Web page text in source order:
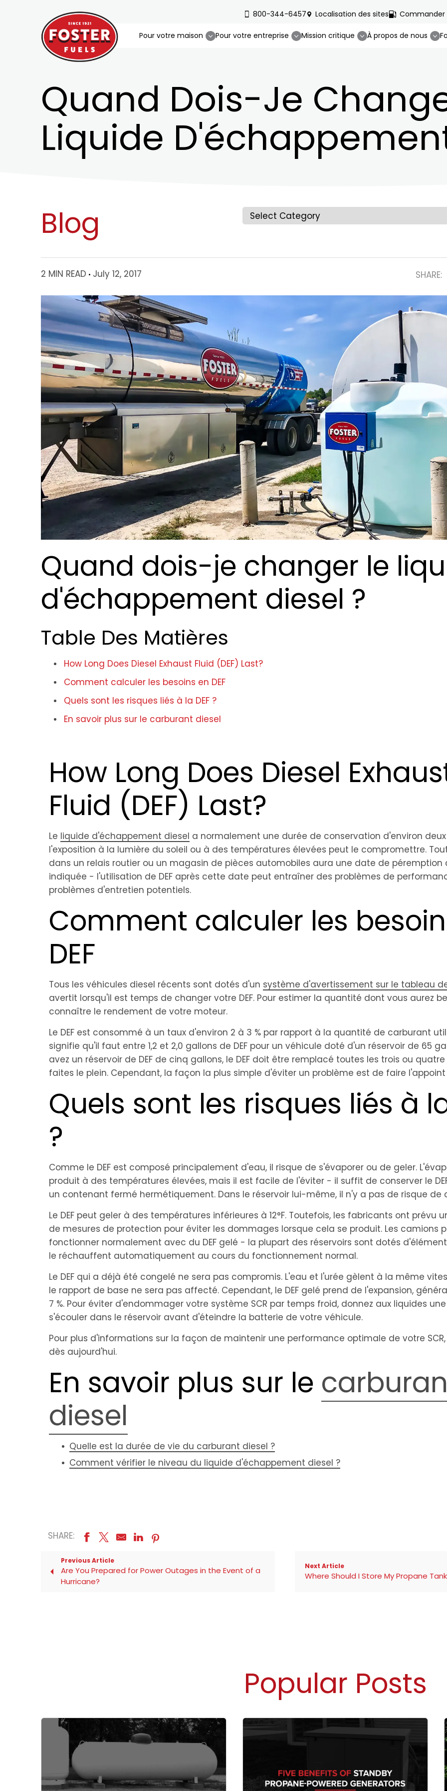
800-344-6457 Localisation des sites
Pour votre maison Pour votre entreprise Mission critique À propos de nous
Quand Dois-Je
Liquide
Blog
2 MIN READ July 12, 2017 SHARE:
Quand dois-je changer le
d'échappement diesel ?
Table Des Matières
How Long Does Diesel Exhaust Fluid (DEF) Last?
Comment calculer les besoins en DEF
Quels sont les risques liés à la DEF ?
En savoir plus sur le carburant diesel
How Long Does Diesel
Fluid (DEF) Last?
Le liquide d'échappement diesel a normalement une durée de conservation d'environ
l'exposition à la lumière du soleil ou à des températures élevées peut le compromettre.
dans un relais routier ou un magasin de pièces automobiles aura une date de péremption
indiquée - l'utilisation de DEF après cette date peut entraîner des problèmes de
problèmes d'entretien potentiels.
Comment calculer les
DEF
Tous les véhicules diesel récents sont dotés d'un système d'avertissement sur le tableau
avertit lorsqu'il est temps de changer votre DEF. Pour estimer la quantité dont vous aurez
connaître le rendement de votre moteur.
Le DEF est consommé à un taux d'environ 2 à 3 % par rapport à la quantité de carburant
signifie qu'il faut entre 1,2 et 2,0 gallons de DEF pour un véhicule doté d'un réservoir de 65
avez un réservoir de DEF de cinq gallons, le DEF doit être remplacé toutes les trois ou
faites le plein. Cependant, la façon la plus simple d'éviter un problème est de faire
Quels sont les risques liés à
?
Comme le DEF est composé principalement d'eau, il risque de s'évaporer ou de geler.
produit à des températures élevées, mais il est facile de l'éviter - il suffit de conserver le
un contenant fermé hermétiquement. Dans le réservoir lui-même, il n'y a pas de risque de
Le DEF peut geler à des températures inférieures à 12°F. Toutefois, les fabricants ont prévu
de mesures de protection pour éviter les dommages lorsque cela se produit. Les camions
fonctionner normalement avec du DEF gelé - la plupart des réservoirs sont dotés
le réchauffent automatiquement au cours du fonctionnement normal.
Le DEF qui a déjà été congelé ne sera pas compromis. L'eau et l'urée gèlent à la même
le rapport de base ne sera pas affecté. Cependant, le DEF gelé prend de l'expansion,
7 %. Pour éviter d'endommager votre système SCR par temps froid, donnez aux liquides
s'écouler dans le réservoir avant d'éteindre la batterie de votre véhicule.
Pour plus d'informations sur la façon de maintenir une performance optimale de votre
dès aujourd'hui.
En savoir plus sur le
diesel
Quelle est la durée de vie du carburant diesel ?
Comment vérifier le niveau du liquide d'échappement diesel ?
SHARE:
Previous Article
Are You Prepared for Power Outages in the Event of a
Hurricane?
Next Article
Where Should I Store My Propane
Popular Posts